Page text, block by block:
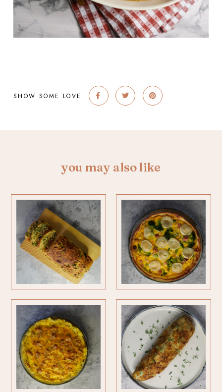
SHOW SOME LOVE
you may also like